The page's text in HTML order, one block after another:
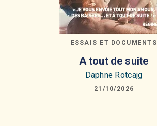
ESSAIS ET DOCUMENTS
A tout de suite
Daphne Rotcajg
21/10/2026